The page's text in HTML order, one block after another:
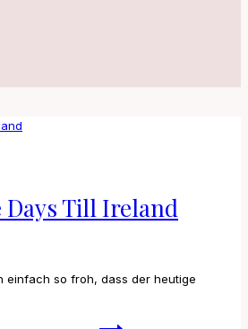
Days Till Ireland
einfach so froh, dass der heutige